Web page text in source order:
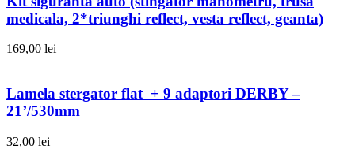
medicala, 2*triunghi reflect, vesta reflect, geanta)
169,00 lei
Lamela stergator flat + 9 adaptori DERBY –
21’/530mm
32,00 lei